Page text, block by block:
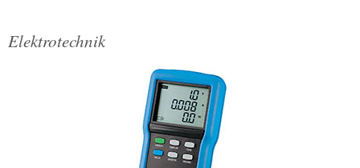
Elektrotechnik